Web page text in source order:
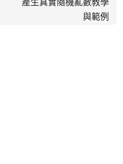
產生真實隨機亂數教學
與範例